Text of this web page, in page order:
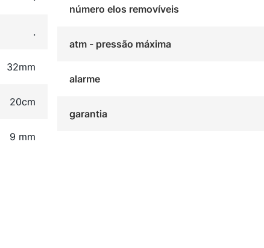
.
32mm
20cm
9 mm
número elos removíveis
atm - pressão máxima
alarme
garantia